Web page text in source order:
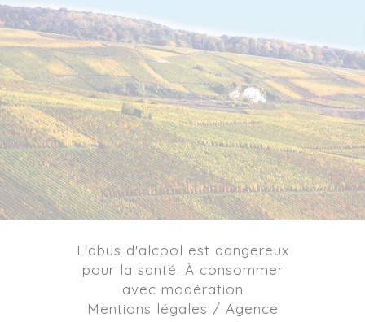
L'abus d'alcool est dangereux
pour la santé. À consommer
avec modération
Mentions légales / Agence